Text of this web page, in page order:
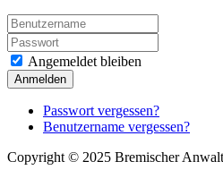
Angemeldet bleiben
Anmelden
Passwort vergessen?
Benutzername vergessen?
Copyright © 2025 Bremischer